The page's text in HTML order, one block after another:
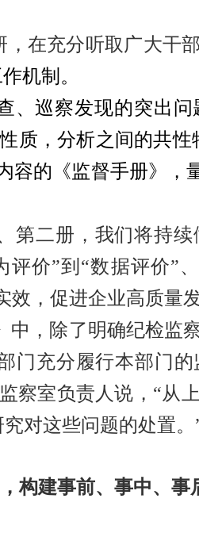
在充分听取广大干
机制 。
、巡察发现的突出问
质，分析之间的共性
容的《监督手册》，
第二册，我们将持
价”到“数据评价”
，促进企业高质量发
，除了明确纪检监
门充分履行本部门
察室负责人说，“从
对这些问题的处置。
构建事前、事中、事